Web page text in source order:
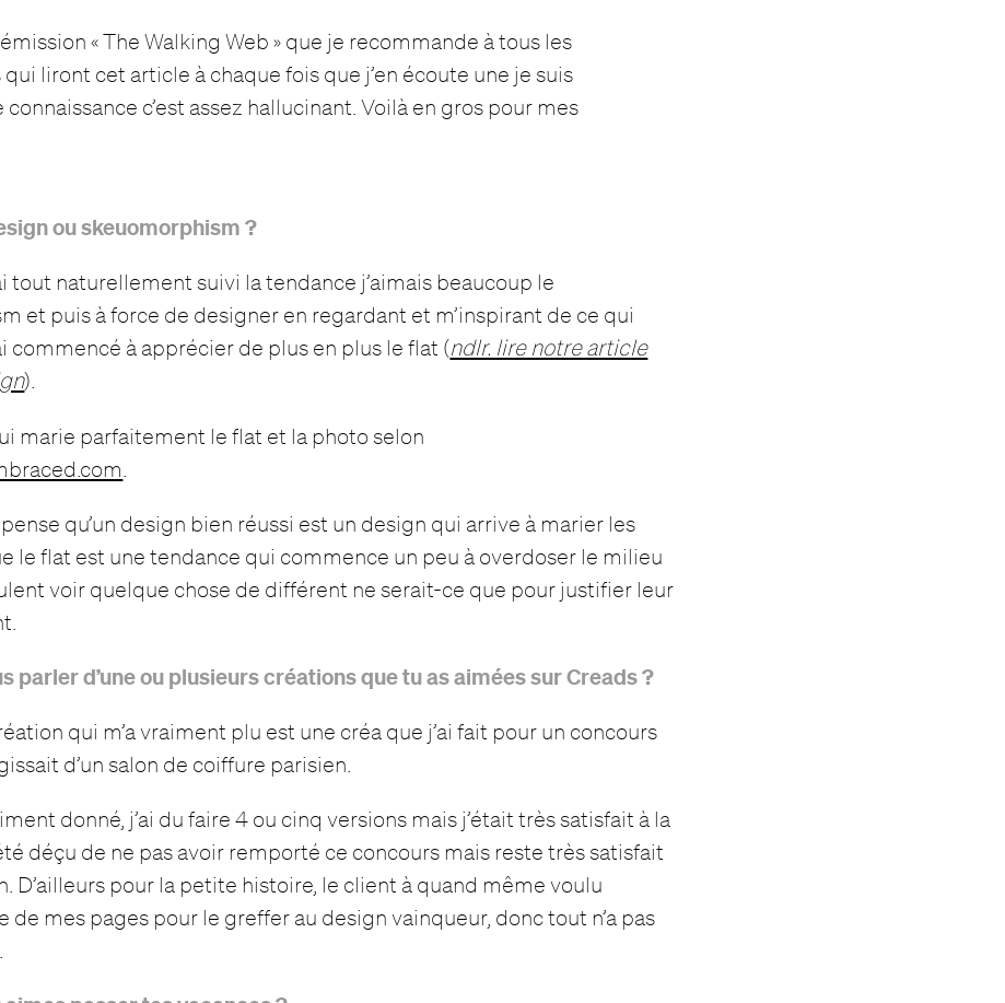
« The Walking Web » que je recommande à tous les
liront cet article à chaque fois que j’en écoute une je suis
c’est assez hallucinant. Voilà en gros pour mes
ou skeuomorphism ?
tout naturellement suivi la tendance j’aimais beaucoup le
et puis à force de designer en regardant et m’inspirant de ce qui
commencé à apprécier de plus en plus le flat (ndlr. lire notre article
).
marie parfaitement le flat et la photo selon
qu’un design bien réussi est un design qui arrive à marier les
le flat est une tendance qui commence un peu à overdoser le milieu
voir quelque chose de différent ne serait-ce que pour justifier leur
parler d’une ou plusieurs créations que tu as aimées sur Creads ?
qui m’a vraiment plu est une créa que j’ai fait pour un concours
d’un salon de coiffure parisien.
donné, j’ai du faire 4 ou cinq versions mais j’était très satisfait à la
déçu de ne pas avoir remporté ce concours mais reste très satisfait
D’ailleurs pour la petite histoire, le client à quand même voulu
de mes pages pour le greffer au design vainqueur, donc tout n’a pas